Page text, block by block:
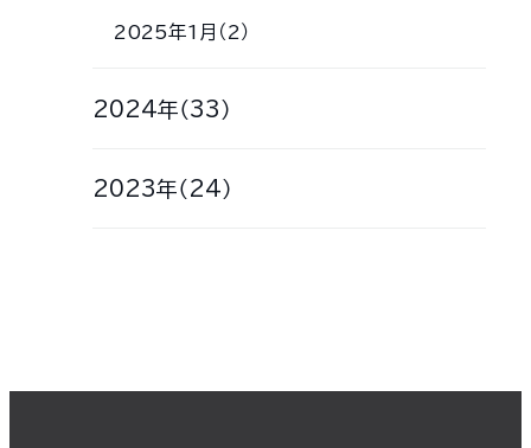
2025年1月（2）
2024年（33）
2023年（24）